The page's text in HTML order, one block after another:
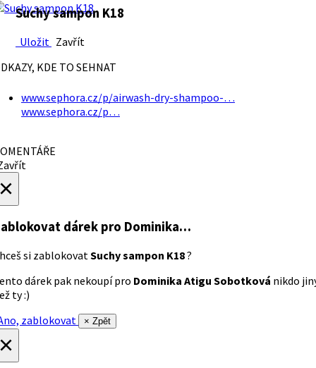
Suchy sampon K18
Uložit Zavřít
KDE TO SEHNAT
www.sephora.cz/p/airwash-dry-shampoo-…
www.sephora.cz/p…
dárek pro Dominika…
si zablokovatSuchy sampon K18?
dárek pak nekoupí pro Dominika Atigu Sobotková nikdo
ty :)
zablokovat
× Zpět